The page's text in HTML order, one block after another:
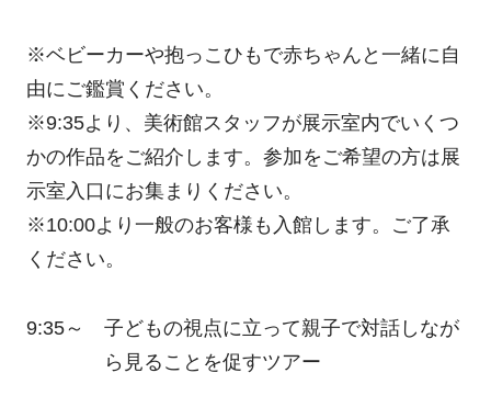
※ベビーカーや抱っこひもで赤ちゃんと一緒に自
由にご鑑賞ください。
※9:35より、美術館スタッフが展示室内でいくつ
かの作品をご紹介します。参加をご希望の方は展
示室入口にお集まりください。
※10:00より一般のお客様も入館します。ご了承
ください。
9:35～
子どもの視点に立って親子で対話しなが
ら見ることを促すツアー